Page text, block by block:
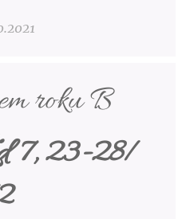
roku B
7, 23-28/